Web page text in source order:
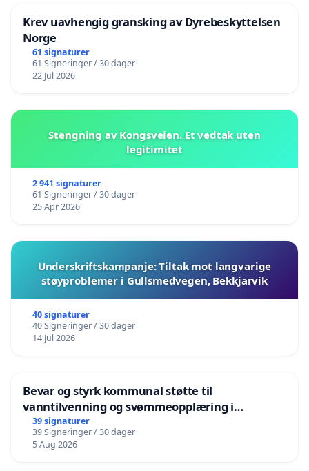
Krev uavhengig gransking av Dyrebeskyttelsen
Norge
61 signaturer
61 Signeringer / 30 dager
22 Jul 2026
Stengning av Kongsveien. Et vedtak uten
legitimitet
2 941 signaturer
61 Signeringer / 30 dager
25 Apr 2026
Underskriftskampanje: Tiltak mot langvarige
støyproblemer i Gullsmedvegen, Bekkjarvik
40 signaturer
40 Signeringer / 30 dager
14 Jul 2026
Bevar og styrk kommunal støtte til
vanntilvenning og svømmeopplæring i
barnehagene i Haugesund
39 signaturer
39 Signeringer / 30 dager
5 Aug 2026